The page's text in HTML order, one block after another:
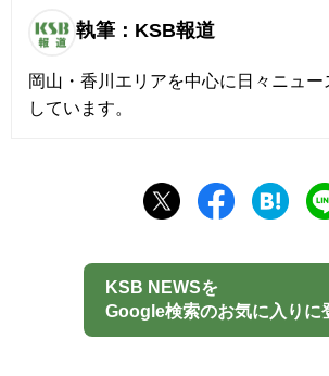
執筆：KSB報道
岡山・香川エリアを中心に日々ニュ
しています。
KSB NEWSを
Google検索のお気に入りに